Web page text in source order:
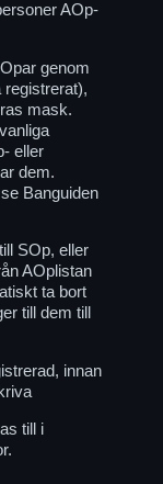
AOp-
genom
mask.
eller
dem.
Banguiden
SOp, eller
AOplistan
ta bort
till dem till
innan
till i